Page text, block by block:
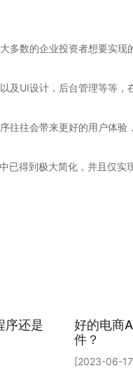
多数的企业投资者想要实现
及UI设计，后台管理等等，
往往会带来更好的用户体验
已得到极大简化，并且仅实
序还是
好的电商
件？
[2023-06-